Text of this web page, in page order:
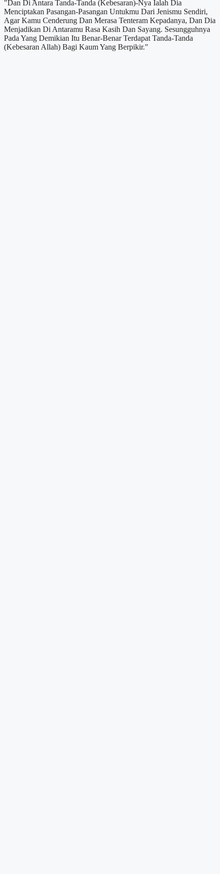
"Dan Di Antara Tanda-Tanda (Kebesaran)-Nya Ialah Dia
Menciptakan Pasangan-Pasangan Untukmu Dari Jenismu Sendiri,
Agar Kamu Cenderung Dan Merasa Tenteram Kepadanya, Dan Dia
Menjadikan Di Antaramu Rasa Kasih Dan Sayang. Sesungguhnya
Pada Yang Demikian Itu Benar-Benar Terdapat Tanda-Tanda
(Kebesaran Allah) Bagi Kaum Yang Berpikir."